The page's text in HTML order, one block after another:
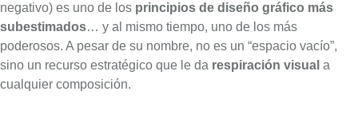
negativo) es uno de los principios de diseño gráfico más
subestimados… y al mismo tiempo, uno de los más
poderosos. A pesar de su nombre, no es un “espacio vacío”,
sino un recurso estratégico que le da respiración visual a
cualquier composición.